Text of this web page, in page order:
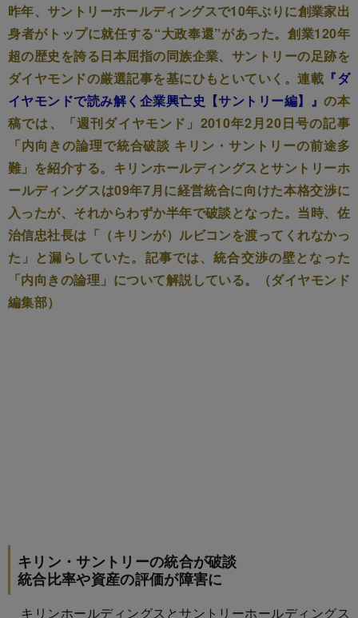
昨年、サントリーホールディングスで10年ぶりに創業家出
身者がトップに就任する“大政奉還”があった。創業120年
超の歴史を誇る日本屈指の同族企業、サントリーの足跡を
ダイヤモンドの厳選記事を基にひもといていく。連載 『ダ
イヤモンドで読み解く企業興亡史【サントリー編】』の本
稿では、「週刊ダイヤモンド」2010年2月20日号の記事
「内向きの論理で統合破談 キリン・サントリーの前途多
難」を紹介する。キリンホールディングスとサントリーホ
ールディングスは09年7月に経営統合に向けた本格交渉に
入ったが、それからわずか半年で破談となった。当時、佐
治信忠社長は「（キリンが）ルビコンを渡ってくれなかっ
た」と漏らしていた。記事では、統合交渉の壁となった
「内向きの論理」について解説している。（ダイヤモンド
編集部）
キリン・サントリーの統合が破談
統合比率や資産の評価が障害に
キリンホールディングスとサントリーホールディングス